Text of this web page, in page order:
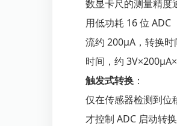
数显卡尺的测量精度
用低功耗 16 位
流约 200μA，转换
时间，约
触发式转换 ：
仅在传感器检测到位
才控制 ADC 启动转